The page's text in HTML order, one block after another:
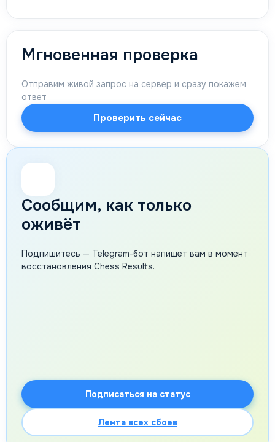
Мгновенная проверка
Отправим живой запрос на сервер и сразу покажем
ответ
Проверить сейчас
Сообщим, как только
оживёт
Подпишитесь — Telegram-бот напишет вам в момент
восстановления Chess Results.
Подписаться на статус
Лента всех сбоев